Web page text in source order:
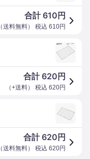
合計610 円
（送料無料） 税込 610円
合計620 円
（+送料） 税込 620円
合計620 円
（送料無料） 税込 620円